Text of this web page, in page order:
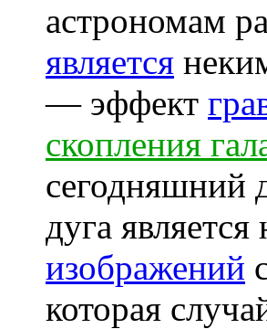
астрономам
является
— эффект
скопления
сегодняшний
дуга
изображений
которая